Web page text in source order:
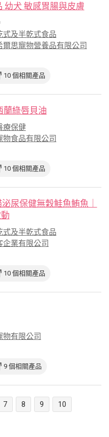
幼犬 敏感胃腸與皮膚
式及半乾式食品
爾思寵物營養品有限公司
10 個相關產品
蘭綠唇貝油
療保健
物食品有限公司
10 個相關產品
尿保健無穀鮭魚鮪魚｜
式及半乾式食品
企業有限公司
10 個相關產品
物有限公司
9 個相關產品
7 8 9
10